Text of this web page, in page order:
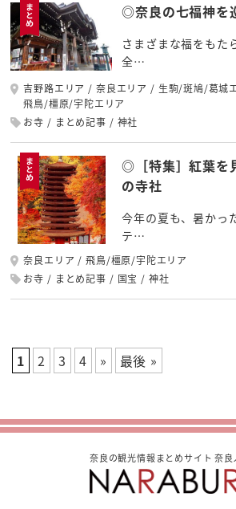
◎奈良の七福神を
さまざまな福をもた
全…
吉野路エリア 奈良エリア
生駒/斑鳩/葛城
飛鳥/橿原/宇陀エリア
お寺
まとめ記事 神社
◎［特集］紅葉を
の寺社
今年の夏も、暑か
テ…
奈良エリア
飛鳥/橿原/宇陀エリア
お寺
まとめ記事 国宝 神社
1 2 3 4 » 最後 »
奈良の観光情報まとめサイト 奈良